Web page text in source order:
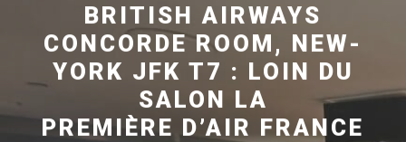
BRITISH AIRWAYS
CONCORDE ROOM, NEW-
YORK JFK T7 : LOIN DU
SALON LA
PREMIÈRE D’AIR FRANCE